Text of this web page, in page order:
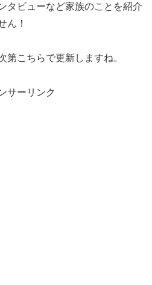
タビューなど家族のことを紹介
ん！
第こちらで更新しますね。
サーリンク